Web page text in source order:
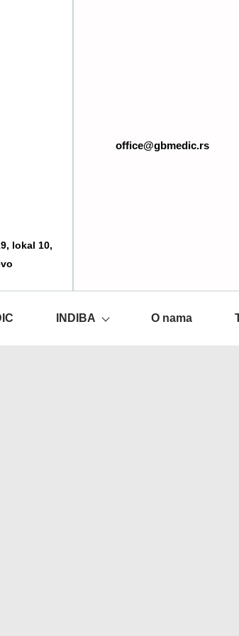
lokal 10,
office@gbmedic.rs
INDIBA O nama